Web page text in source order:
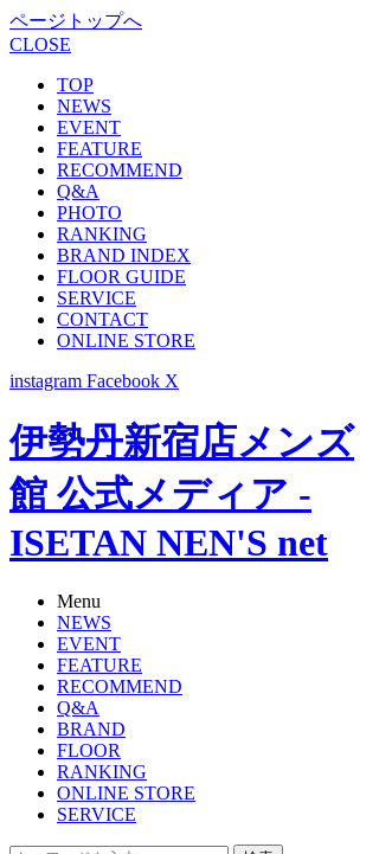
ページトップへ
CLOSE
TOP
NEWS
EVENT
FEATURE
RECOMMEND
Q&A
PHOTO
RANKING
BRAND INDEX
FLOOR GUIDE
SERVICE
CONTACT
ONLINE STORE
instagram Facebook X
伊勢丹新宿店メンズ
館 公式メディア -
ISETAN NEN'S net
Menu
NEWS
EVENT
FEATURE
RECOMMEND
Q&A
BRAND
FLOOR
RANKING
ONLINE STORE
SERVICE